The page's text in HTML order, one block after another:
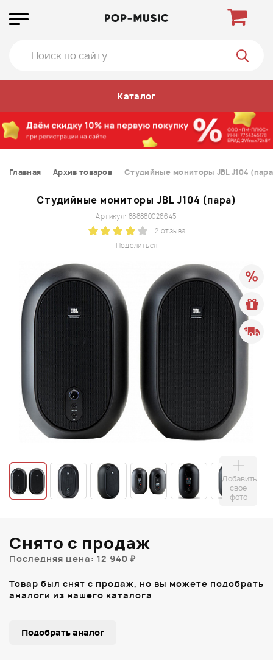
Каталог
Главная Архив товаров Студийные мониторы JBL J104
Студийные мониторы JBL J104 (пара)
Поделиться
Артикул: 888880026645
2 отзыва
Добавить
свое
фото
Снято с продаж
Последняя цена: 12 940 ₽
Товар был снят с продаж, но вы можете подобрать
аналоги из нашего каталога
Подобрать аналог